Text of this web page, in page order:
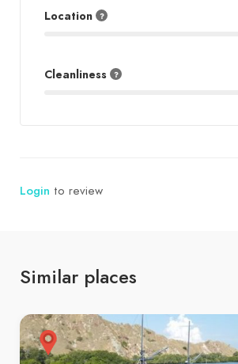
Location
Cleanliness
Login to review
Similar places